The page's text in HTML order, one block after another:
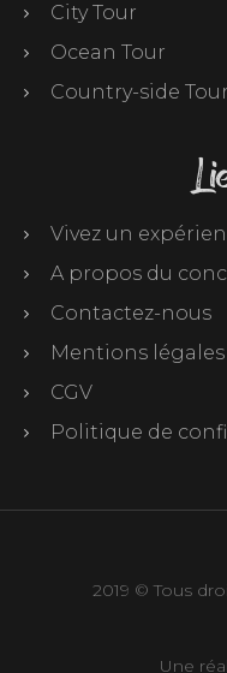
City Tour
Ocean Tour
Country-side Tour
Vivez un
A propos du
Contactez-nous
Mentions légales
CGV
Politique de
2019 © Tous
Une